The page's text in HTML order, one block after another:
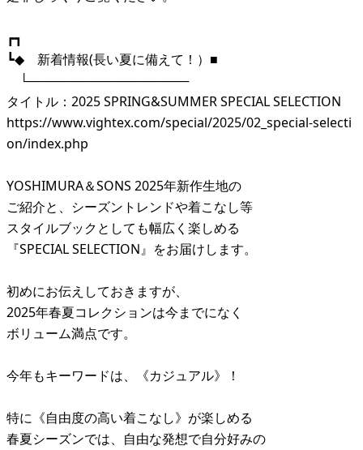
┏┓
┗◆ 新着情報(長い夏に備えて！）■
└──────────────────
タイトル：2025 SPRING&SUMMER SPECIAL SELECTION
https://www.vightex.com/special/2025/02_special-selecti
on/index.php
YOSHIMURA＆SONS 2025年新作生地の
ご紹介と、シーズントレンドや着こなし等
スタイルブックとしても幅広く楽しめる
『SPECIAL SELECTION』をお届けします。
初めにお伝えしておきますが、
2025年春夏コレクションは今までになく
ボリューム満点です。
今年もキーワードは、《カジュアル》！
特に《自由度の高い着こなし》が楽しめる
春夏シーズンでは、自由な発想で自分好みの